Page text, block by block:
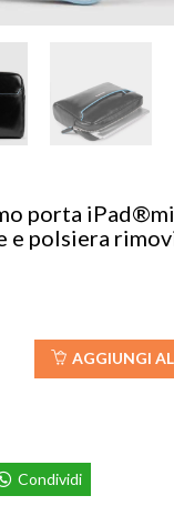
porta
e polsiera
AGGIUNGI
Condividi